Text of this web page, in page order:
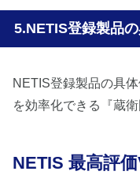
NETIS登録製品
NETIS登録製品の具
を効率化できる『蔵
NETIS 最高評